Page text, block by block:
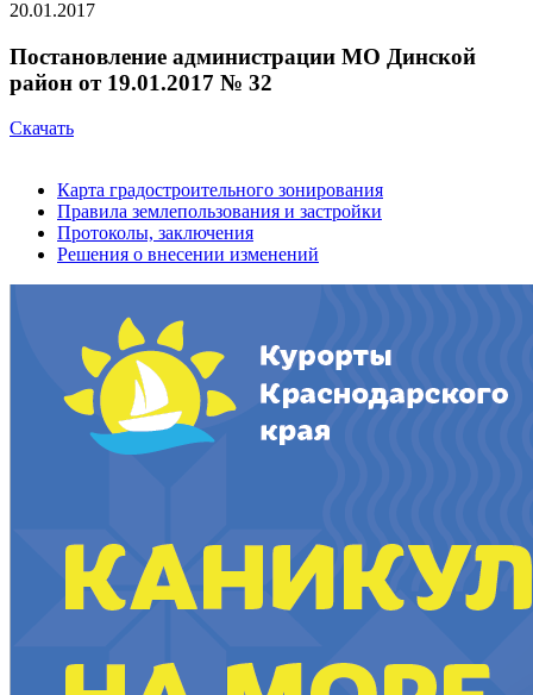
20.01.2017
Постановление администрации МО Динской
район от 19.01.2017 № 32
Скачать
Карта градостроительного зонирования
Правила землепользования и застройки
Протоколы, заключения
Решения о внесении изменений